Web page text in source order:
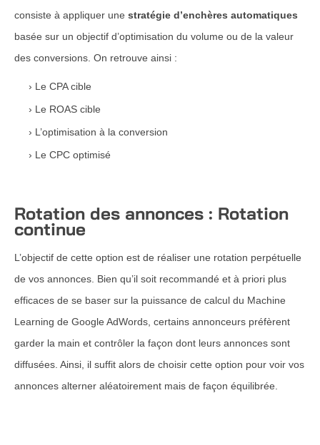
consiste à appliquer une stratégie d’enchères automatiques
basée sur un objectif d’optimisation du volume ou de la valeur
des conversions. On retrouve ainsi :
Le CPA cible
Le ROAS cible
L’optimisation à la conversion
Le CPC optimisé
Rotation des annonces : Rotation
continue
L’objectif de cette option est de réaliser une rotation perpétuelle
de vos annonces. Bien qu’il soit recommandé et à priori plus
efficaces de se baser sur la puissance de calcul du Machine
Learning de Google AdWords, certains annonceurs préfèrent
garder la main et contrôler la façon dont leurs annonces sont
diffusées. Ainsi, il suffit alors de choisir cette option pour voir vos
annonces alterner aléatoirement mais de façon équilibrée.